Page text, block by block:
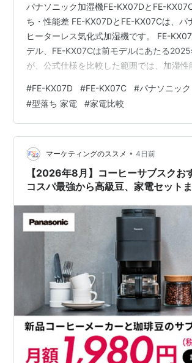
パナソニック加湿機FE-KX07DとFE-
ち・性能差 FE-KX07DとFE-KX07Cは、パ
ヒーターレス気化式加湿機です。 FE-
デル、FE-KX07Cは前モデルにあたる
が、公式仕様を比較した範囲では、加湿性
や販売状況、価格差を比較し、型落ちの
分なのか、どちらを選ぶとよいのかを解説
KX07DとFE-KX07Cはどっち？先に結論
機能は同じため、購入時の価格差と販売状
びます。 価格差が小さい…
#FE-KX07D #FE-KX07C #パナソニック
#型落ち 家電 #家電比較
マーケティングのススメ • 4日前
【2026年8月】コーヒーサブスクお
コスパ最強から高級豆、家電セット